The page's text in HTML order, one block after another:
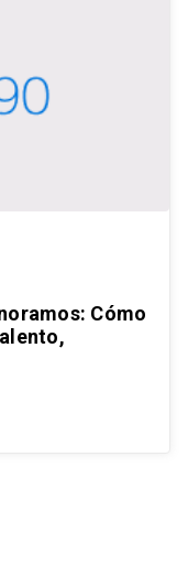
Cómo